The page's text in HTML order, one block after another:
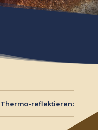
Thermo-reflektierende